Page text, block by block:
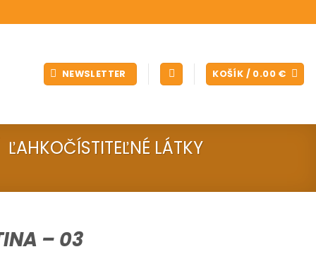
NEWSLETTER KOŠÍK / 0.00 €
ĽAHKOČÍSTITEĽNÉ LÁTKY
– 03